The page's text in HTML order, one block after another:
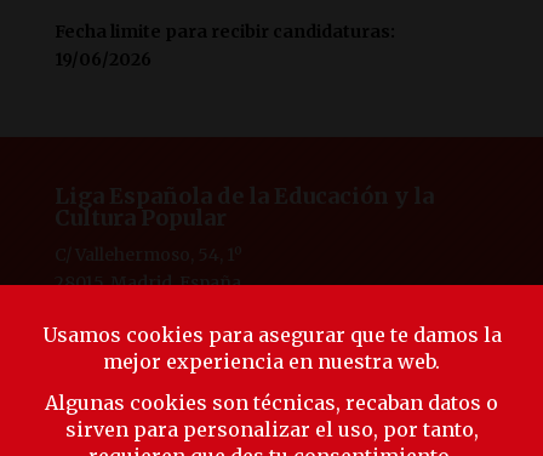
Fecha limite para recibir candidaturas:
19/06/2026
28015, Madrid, España
laliga@ligaeducacion.org
© Liga Educación 2025 |Aviso Legal|Política de
Privacidad|Política de Cookies